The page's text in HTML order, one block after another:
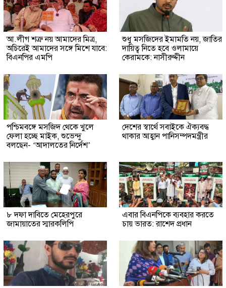
আ.লীগ শত্রু নয় আমাদের মিত্র,
অচিরেই আমাদের সঙ্গে মিশে যাবে:
বিএনপির এমপি
শুধু মসজিদের ইমামতি নয়, জাতির
দায়িত্ব নিতে হবে ওলামায়ে
কেরামকে: নাসীরুদ্দীন
পশ্চিমবঙ্গে মসজিদ থেকে খুলে
ফেলা হচ্ছে মাইক, শুভেন্দু
বলছেন- ‘আদালতের নির্দেশ’
দেশের স্বার্থে সবাইকে ঐক্যবদ্ধ
থাকার আহ্বান পানিসম্পদমন্ত্রীর
৮ দফা দাবিতে মেহেরপুরে
জামায়াতের স্মারকলিপি
এবার বিএনপিকে ব্যবহার করতে
চায় ভারত: রাশেদ প্রধান